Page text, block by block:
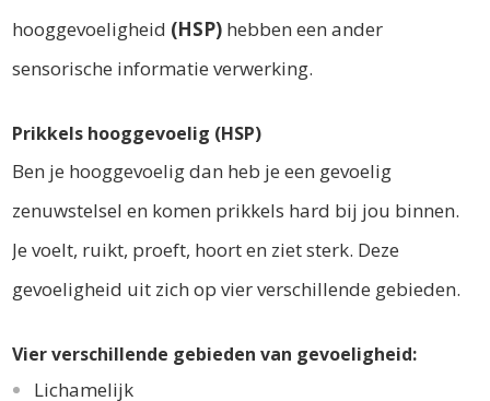
hooggevoeligheid (HSP) hebben een ander
sensorische informatie verwerking.
Prikkels hooggevoelig (HSP)
Ben je hooggevoelig dan heb je een gevoelig
zenuwstelsel en komen prikkels hard bij jou binnen.
Je voelt, ruikt, proeft, hoort en ziet sterk. Deze
gevoeligheid uit zich op vier verschillende gebieden.
Vier verschillende gebieden van gevoeligheid:
Lichamelijk